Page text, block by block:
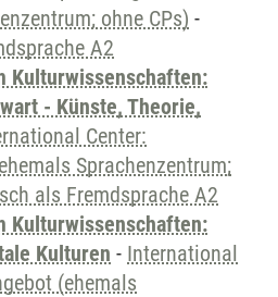
ohne CPs) -
A2
Kulturwissenschaften:
- Künste, Theorie,
Center:
Sprachenzentrum;
als Fremdsprache A2
Kulturwissenschaften:
Kulturen - International
(ehemals